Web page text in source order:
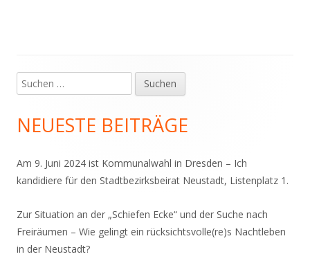
Haupt-
Seitenleiste
Suchen
nach:
NEUESTE BEITRÄGE
Am 9. Juni 2024 ist Kommunalwahl in Dresden – Ich
kandidiere für den Stadtbezirksbeirat Neustadt, Listenplatz 1.
Zur Situation an der „Schiefen Ecke“ und der Suche nach
Freiräumen – Wie gelingt ein rücksichtsvolle(re)s Nachtleben
in der Neustadt?